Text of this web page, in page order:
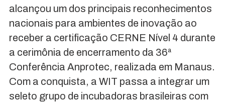
alcançou um dos principais reconhecimentos
nacionais para ambientes de inovação ao
receber a certificação CERNE Nível 4 durante
a cerimônia de encerramento da 36ª
Conferência Anprotec, realizada em Manaus.
Com a conquista, a WIT passa a integrar um
seleto grupo de incubadoras brasileiras com